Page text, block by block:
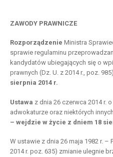
ZAWODY PRAWNICZE
Rozporządzenie Ministra
sprawie regulaminu
kandydatów ubiegających się o
prawnych (Dz. U. z 2014 r., poz. 985)
sierpnia 2014 r.
Ustawa z dnia 26 czerwca 2014 r.
adwokaturze oraz niektórych
– wejdzie w życie z dniem 18
W ustawie z dnia 26 maja 1982 r. –
2014 r. poz. 635) zmianie ulegnie